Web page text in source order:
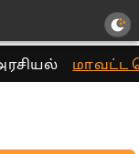
மாவட்ட